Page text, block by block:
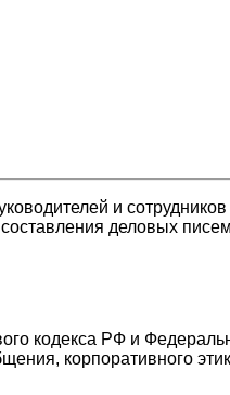
и
деловых
кодекса РФ и
корпоративного